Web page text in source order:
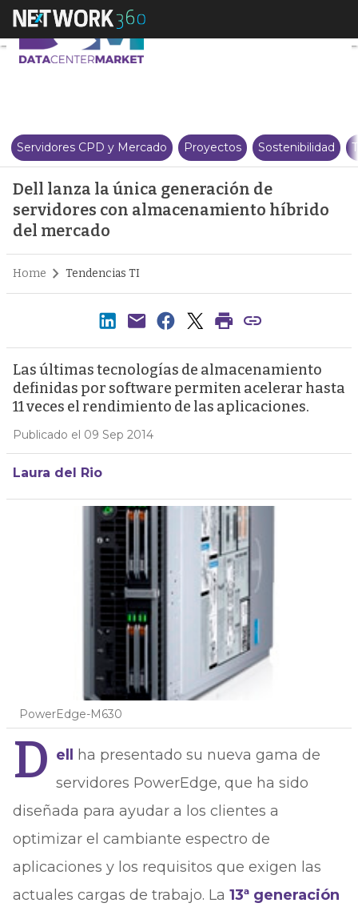
Dell lanza la única generación
Servidores CPD y Mercado Proyectos Sostenibilidad
Dell lanza la única generación de
servidores con almacenamiento híbrido
del mercado
Home Tendencias TI
Las últimas tecnologías de almacenamiento
definidas por software permiten acelerar hasta
11 veces el rendimiento de las aplicaciones.
Publicado el 09 Sep 2014
Laura del Rio
PowerEdge-M630
D ell
ha presentado su nueva gama de
servidores PowerEdge, que ha sido
diseñada para ayudar a los clientes a
optimizar el cambiante espectro de
aplicaciones y los requisitos que exigen las
actuales cargas de trabajo. La 13ª generación